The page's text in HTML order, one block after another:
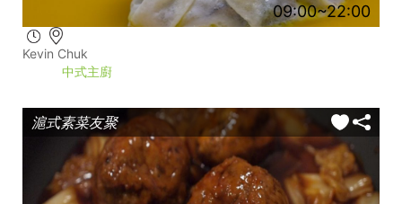
09:00~22:00
Kevin Chuk
中式主廚
滬式素菜友聚